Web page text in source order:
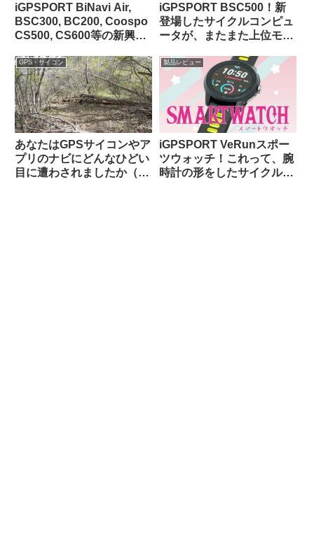
iGPSPORT BiNavi Air,
BSC300, BC200, Coospo
CS500, CS600等の新興中
ついての最近の海外サイク
リストによる評価（海外掲
示板から）
iGPSPORT BSC500！新
登場したサイクルコンピュ
ータが、またまた上位モデ
GPS・サイコン
あなたはGPSサイコンやア
プリのナビにどんなひどい
目に遭わされましたか（海
製品レビュー
iGPSPORT VeRunスポー
ツウォッチ！これって、腕
時計の形をしたサイクルコ